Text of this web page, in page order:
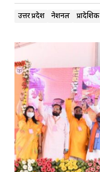
उत्तर प्रदेश नेशनल प्रादेशिक